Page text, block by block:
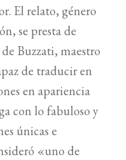
El relato, género
se presta de
Buzzati, maestro
de traducir en
en apariencia
con lo fabuloso y
únicas e
«uno de